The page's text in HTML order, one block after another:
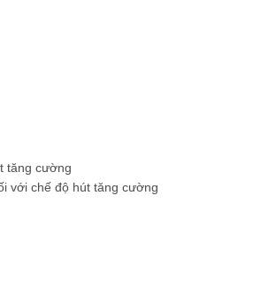
tăng cường
với chế độ hút tăng cường